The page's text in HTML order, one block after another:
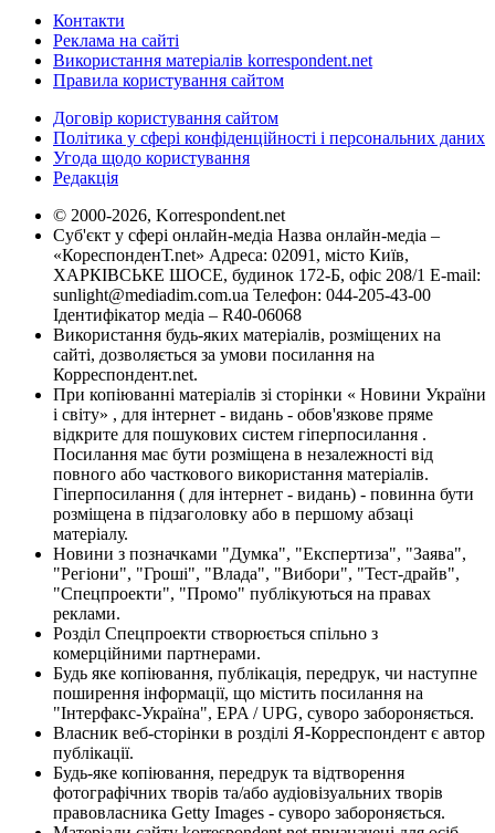
Контакти
Реклама на сайті
Використання матеріалів korrespondent.net
Правила користування сайтом
Договір користування сайтом
Політика у сфері конфіденційності і персональних даних
Угода щодо користування
Редакція
© 2000-2026, Korrespondent.net
Суб'єкт у сфері онлайн-медіа Назва онлайн-медіа –
«КореспонденТ.net» Адреса: 02091, місто Київ,
ХАРКІВСЬКЕ ШОСЕ, будинок 172-Б, офіс 208/1 E-mail:
sunlight@mediadim.com.ua Телефон: 044-205-43-00
Ідентифікатор медіа – R40-06068
Використання будь-яких матеріалів, розміщених на
сайті, дозволяється за умови посилання на
Корреспондент.net.
При копіюванні матеріалів зі сторінки « Новини України
і світу» , для інтернет - видань - обов'язкове пряме
відкрите для пошукових систем гіперпосилання .
Посилання має бути розміщена в незалежності від
повного або часткового використання матеріалів.
Гіперпосилання ( для інтернет - видань) - повинна бути
розміщена в підзаголовку або в першому абзаці
матеріалу.
Новини з позначками "Думка", "Експертиза", "Заява",
"Регіони", "Гроші", "Влада", "Вибори", "Тест-драйв",
"Спецпроекти", "Промо" публікуються на правах
реклами.
Розділ Спецпроекти створюється спільно з
комерційними партнерами.
Будь яке копіювання, публікація, передрук, чи наступне
поширення інформації, що містить посилання на
"Інтерфакс-Україна", EPA / UPG, суворо забороняється.
Власник веб-сторінки в розділі Я-Корреспондент є автор
публікації.
Будь-яке копіювання, передрук та відтворення
фотографічних творів та/або аудіовізуальних творів
правовласника Getty Images - суворо забороняється.